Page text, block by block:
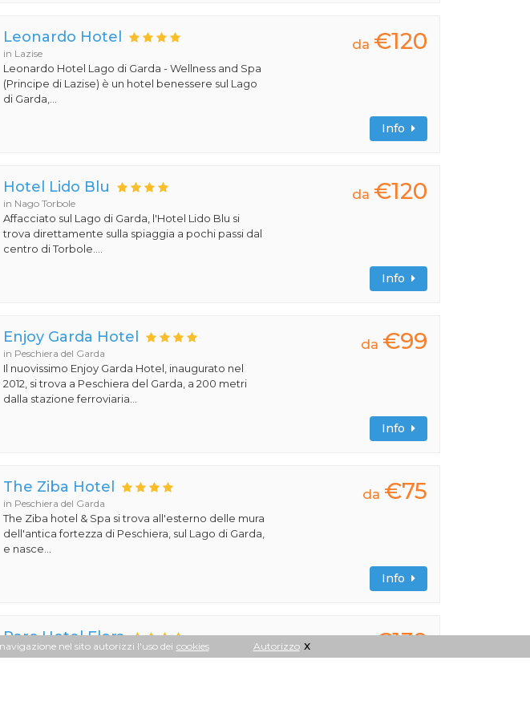
Leonardo Hotel
in Lazise
Leonardo Hotel Lago di Garda - Wellness and Spa
(Principe di Lazise) è un hotel benessere sul Lago
di Garda,...
da €120
Info
Hotel Lido Blu
in Nago Torbole
Affacciato sul Lago di Garda, l'Hotel Lido Blu si
trova direttamente sulla spiaggia a pochi passi dal
centro di Torbole....
da €120
Info
Enjoy Garda Hotel
in Peschiera del Garda
Il nuovissimo Enjoy Garda Hotel, inaugurato nel
2012, si trova a Peschiera del Garda, a 200 metri
dalla stazione ferroviaria...
da €99
Info
The Ziba Hotel
in Peschiera del Garda
The Ziba hotel & Spa si trova all'esterno delle mura
dell'antica fortezza di Peschiera, sul Lago di Garda,
e nasce...
da €75
Info
Parc Hotel Flora
in Riva del Garda €139
nel sito autorizzi l'uso dei cookies Autorizzo x